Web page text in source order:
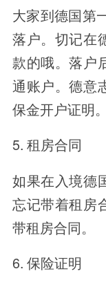
大家到德国第
落户。切记在
款的哦。落户
通账户。德意
保金开户证明
5. 租房合同
如果在入境德
忘记带着租房
带租房合同。
6. 保险证明